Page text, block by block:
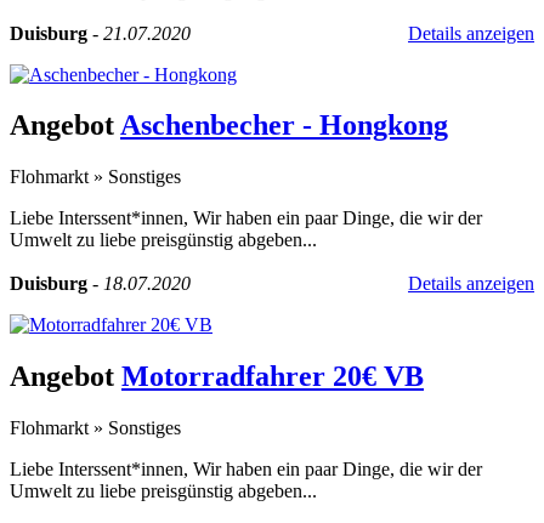
Duisburg - 21.07.2020 Details anzeigen
AngebotAschenbecher - Hongkong
Flohmarkt » Sonstiges
Liebe Interssent*innen, Wir haben ein paar Dinge, die wir der
Umwelt zu liebe preisgünstig abgeben...
Duisburg - 18.07.2020 Details anzeigen
Angebot Motorradfahrer 20€ VB
Flohmarkt » Sonstiges
Liebe Interssent*innen, Wir haben ein paar Dinge, die wir der
Umwelt zu liebe preisgünstig abgeben...